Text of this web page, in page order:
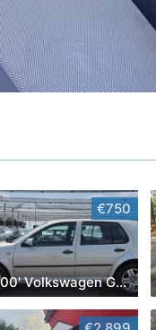
€750
2000' Volkswagen Golf IV